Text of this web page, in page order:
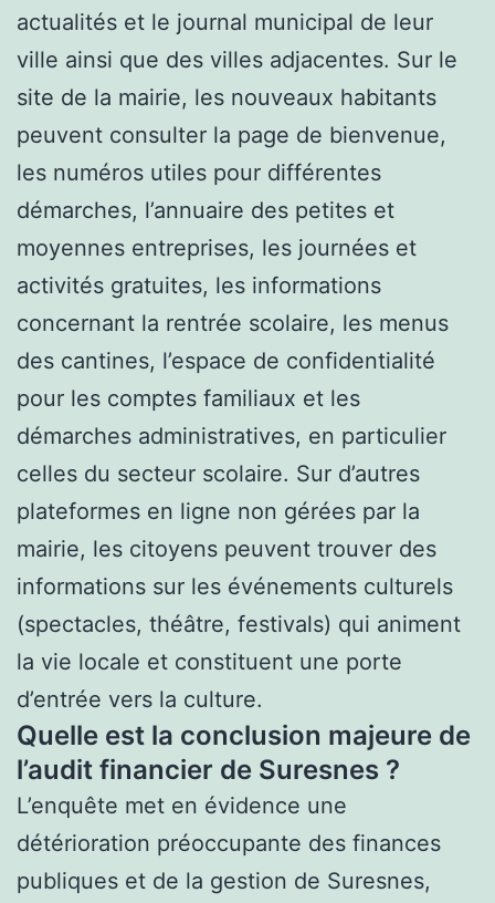
actualités et le journal municipal de leur
ville ainsi que des villes adjacentes. Sur le
site de la mairie, les nouveaux habitants
peuvent consulter la page de bienvenue,
les numéros utiles pour différentes
démarches, l’annuaire des petites et
moyennes entreprises, les journées et
activités gratuites, les informations
concernant la rentrée scolaire, les menus
des cantines, l’espace de confidentialité
pour les comptes familiaux et les
démarches administratives, en particulier
celles du secteur scolaire. Sur d’autres
plateformes en ligne non gérées par la
mairie, les citoyens peuvent trouver des
informations sur les événements culturels
(spectacles, théâtre, festivals) qui animent
la vie locale et constituent une porte
d’entrée vers la culture.
Quelle est la conclusion majeure de
l’audit financier de Suresnes ?
L’enquête met en évidence une
détérioration préoccupante des finances
publiques et de la gestion de Suresnes,